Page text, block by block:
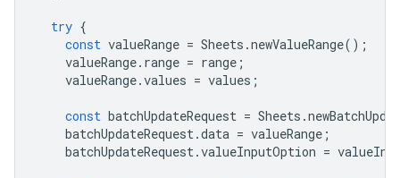
try {
const valueRange = Sheets .newValueRange();
valueRange. range = range ;
valueRange.values = values ;
const batchUpdateRequest = Sheets .
batchUpdateRequest.data = valueRange ;
batchUpdateRequest.valueInputOption =